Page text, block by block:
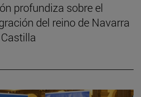
profundiza sobre el
del reino de Navarra